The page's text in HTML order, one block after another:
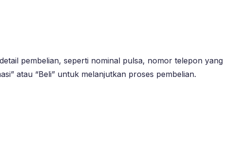
pembelian, seperti nominal pulsa, nomor telepon yang
atau “Beli” untuk melanjutkan proses pembelian.